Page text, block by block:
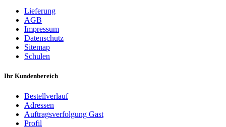
Lieferung
AGB
Impressum
Datenschutz
Sitemap
Schulen
Ihr Kundenbereich
Bestellverlauf
Adressen
Auftragsverfolgung Gast
Profil